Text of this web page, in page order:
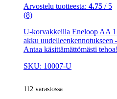
Arvostelu tuotteesta: 4.75 / 5
(8)
U-korvakkeilla Eneloop AA
akku uudelleenkennotukseen
Antaa käsittämättömästi
SKU: 10007-U
112 varastossa